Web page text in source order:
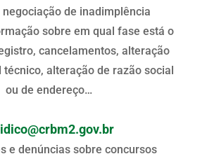
negociação de inadimplência
sobre em qual fase está o
cancelamentos, alteração
alteração de razão social
ou de endereço…
e denúncias sobre concursos